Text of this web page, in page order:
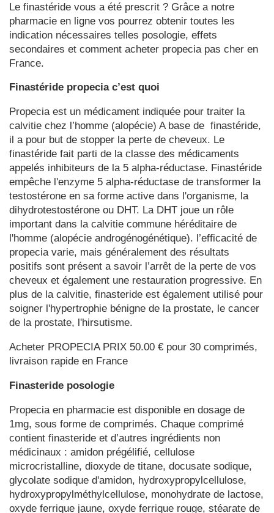
Le finastéride vous a été prescrit ? Grâce a notre
pharmacie en ligne vos pourrez obtenir toutes les
indication nécessaires telles posologie, effets
secondaires et comment acheter propecia pas cher en
France.
Finastéride propecia c’est quoi
Propecia est un médicament indiquée pour traiter la
calvitie chez l’homme (alopécie) A base de finastéride,
il a pour but de stopper la perte de cheveux. Le
finastéride fait parti de la classe des médicaments
appelés inhibiteurs de la 5 alpha-réductase. Finastéride
empêche l'enzyme 5 alpha-réductase de transformer la
testostérone en sa forme active dans l'organisme, la
dihydrotestostérone ou DHT. La DHT joue un rôle
important dans la calvitie commune héréditaire de
l'homme (alopécie androgénogénétique). l’efficacité de
propecia varie, mais généralement des résultats
positifs sont présent a savoir l’arrêt de la perte de vos
cheveux et également une restauration progressive. En
plus de la calvitie, finasteride est également utilisé pour
soigner l'hypertrophie bénigne de la prostate, le cancer
de la prostate, l'hirsutisme.
Acheter PROPECIA PRIX 50.00 € pour 30 comprimés,
livraison rapide en France
Finasteride posologie
Propecia en pharmacie est disponible en dosage de
1mg, sous forme de comprimés. Chaque comprimé
contient finasteride et d’autres ingrédients non
médicinaux : amidon prégélifié, cellulose
microcristalline, dioxyde de titane, docusate sodique,
glycolate sodique d'amidon, hydroxypropylcellulose,
hydroxypropylméthylcellulose, monohydrate de lactose,
oxyde ferrique jaune, oxyde ferrique rouge, stéarate de